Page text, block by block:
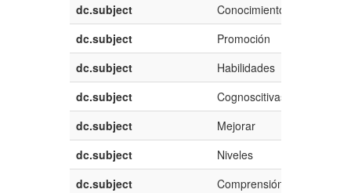
dc.subject
Conocimiento
dc.subject
Promoción
dc.subject
Habilidades
dc.subject
Cognoscitivas
dc.subject
Mejorar
dc.subject
Niveles
dc.subject
Comprensión